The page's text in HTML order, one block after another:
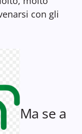
con gli
Ma se a